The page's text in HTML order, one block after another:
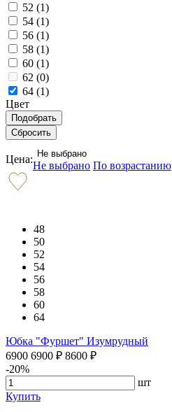
52 (1)
54 (1)
56 (1)
58 (1)
60 (1)
62 (0)
64 (1)
Цвет
Цена: Не выбрано
Не выбрано По возрастанию
48
50
52
54
56
58
60
64
Юбка "Фуршет" Изумрудный
6900 6900 ₽ 8600 ₽
-20%
шт
Купить